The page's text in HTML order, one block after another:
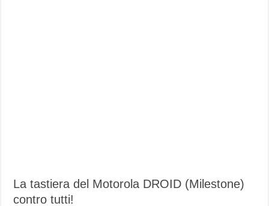
La tastiera del Motorola DROID (Milestone)
contro tutti!